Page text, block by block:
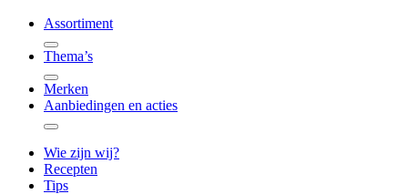
Assortiment
Thema’s
Merken
Aanbiedingen en acties
Wie zijn wij?
Recepten
Tips